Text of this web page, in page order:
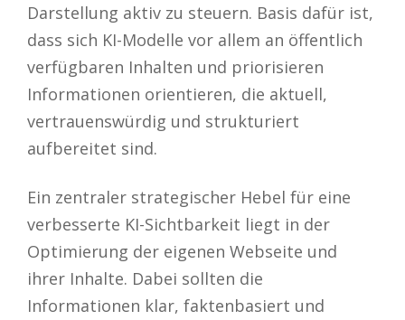
Darstellung aktiv zu steuern. Basis dafür ist,
dass sich KI-Modelle vor allem an öffentlich
verfügbaren Inhalten und priorisieren
Informationen orientieren, die aktuell,
vertrauenswürdig und strukturiert
aufbereitet sind.
Ein zentraler strategischer Hebel für eine
verbesserte KI-Sichtbarkeit liegt in der
Optimierung der eigenen Webseite und
ihrer Inhalte. Dabei sollten die
Informationen klar, faktenbasiert und